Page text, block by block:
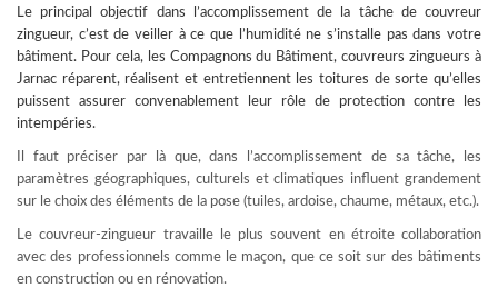
Le principal objectif dans l’accomplissement de la tâche de couvreur
zingueur, c’est de veiller à ce que l’humidité ne s’installe pas dans votre
bâtiment. Pour cela, les Compagnons du Bâtiment, couvreurs zingueurs à
Jarnac réparent, réalisent et entretiennent les toitures de sorte qu’elles
puissent assurer convenablement leur rôle de protection contre les
intempéries.
Il faut préciser par là que, dans l’accomplissement de sa tâche, les
paramètres géographiques, culturels et climatiques influent grandement
sur le choix des éléments de la pose (tuiles, ardoise, chaume, métaux, etc.).
Le couvreur-zingueur travaille le plus souvent en étroite collaboration
avec des professionnels comme le maçon, que ce soit sur des bâtiments
en construction ou en rénovation.